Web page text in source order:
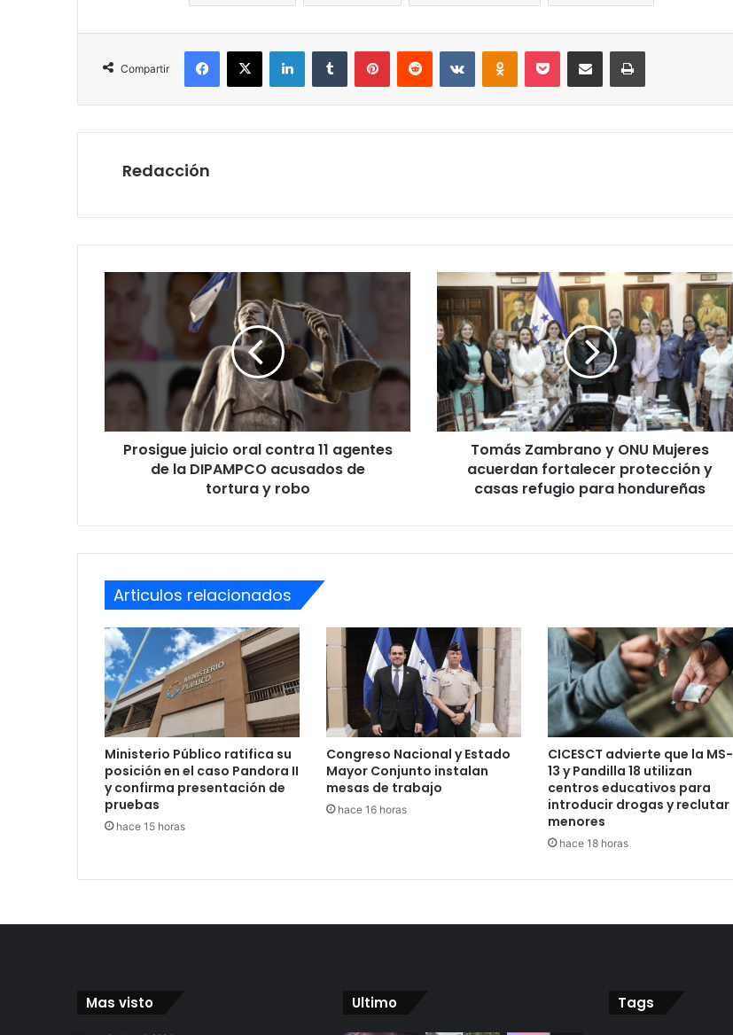
Compartir
Facebook
X LinkedInTumblr PinterestReddit VKontakteOdnoklassniki
Pocket compartit via email Print
Redacción
Prosigue
contra
agentes
DIPAMPCO
acusados
Prosigue juicio oral contra 11 agentes
de la DIPAMPCO acusados de
tortura y robo
Tomás
Zambrano
y
ONU
Mujeres
acuerdan
fortalecer
protección
y
refugio
Tomás Zambrano y ONU Mujeres
acuerdan fortalecer protección y
casas refugio para hondureñas
Articulos relacionados
Ministerio Público ratifica su
posición en el caso Pandora II
y confirma presentación de
pruebas
hace 15 horas
Congreso Nacional y Estado
Mayor Conjunto instalan
mesas de trabajo
hace 16 horas
CICESCT advierte que la MS-
13 y Pandilla 18 utilizan
centros educativos para
introducir drogas y reclutar
menores
hace 18 horas
Mas visto Ultimo Tags